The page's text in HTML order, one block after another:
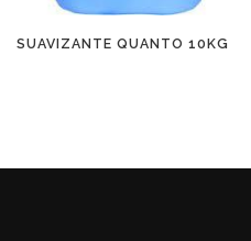
SUAVIZANTE QUANTO 10KG